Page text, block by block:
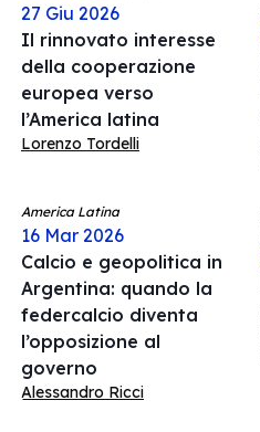
27 Giu 2026
Il rinnovato interesse
della cooperazione
europea verso
l’America latina
Lorenzo Tordelli
America Latina
16 Mar 2026
Calcio e geopolitica in
Argentina: quando la
federcalcio diventa
l’opposizione al
governo
Alessandro Ricci